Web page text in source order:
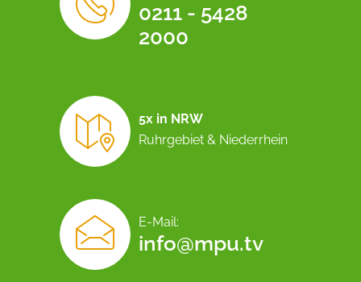
0211 - 5428
2000
5x in NRW
Ruhrgebiet & Niederrhein
E-Mail:
info@mpu.tv